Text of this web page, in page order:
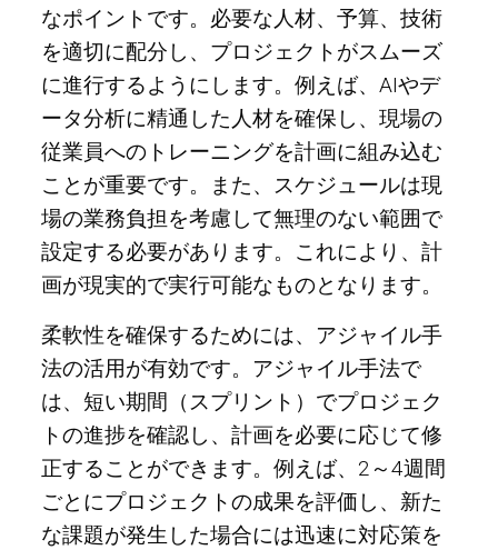
なポイントです。必要な人材、予算、技術
を適切に配分し、プロジェクトがスムーズ
に進行するようにします。例えば、AIやデ
ータ分析に精通した人材を確保し、現場の
従業員へのトレーニングを計画に組み込む
ことが重要です。また、スケジュールは現
場の業務負担を考慮して無理のない範囲で
設定する必要があります。これにより、計
画が現実的で実行可能なものとなります。
柔軟性を確保するためには、アジャイル手
法の活用が有効です。アジャイル手法で
は、短い期間（スプリント）でプロジェク
トの進捗を確認し、計画を必要に応じて修
正することができます。例えば、2～4週間
ごとにプロジェクトの成果を評価し、新た
な課題が発生した場合には迅速に対応策を